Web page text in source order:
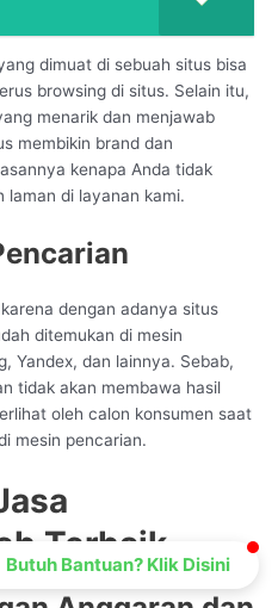
dimuat di sebuah situs bisa
browsing di situs. Selain itu,
menarik dan menjawab
membikin brand dan
kenapa Anda tidak
laman di layanan kami.
dengan adanya situs
ditemukan di mesin
Yandex, dan lainnya. Sebab,
tidak akan membawa hasil
oleh calon konsumen saat
mesin pencarian.
Terbaik
Butuh Bantuan? Klik Disini